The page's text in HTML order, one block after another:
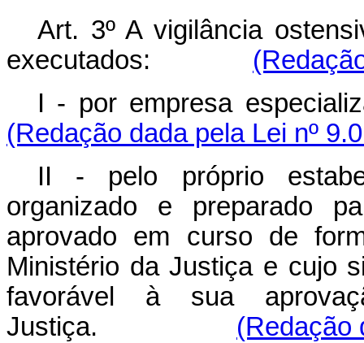
Art. 3º A vigilância
executados:
I - por empresa
(Redação dada pela Lei nº
II - pelo próprio
organizado e preparado
aprovado em curso de
Ministério da Justiça e cujo
favorável à sua
Justiça. (Redação